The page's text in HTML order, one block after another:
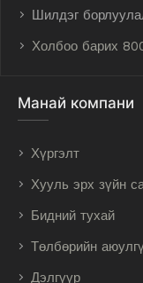
Шилдэг
Холбоо барих
Манай компани
Хүргэлт
Хууль эрх зүйн
Бидний тухай
Төлбөрийн
Дэлгүүр